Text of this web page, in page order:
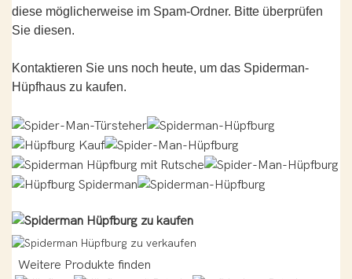
diese möglicherweise im Spam-Ordner. Bitte überprüfen
Sie diesen.
Kontaktieren Sie uns noch heute, um das Spiderman-
Hüpfhaus zu kaufen.
Weitere Produkte finden